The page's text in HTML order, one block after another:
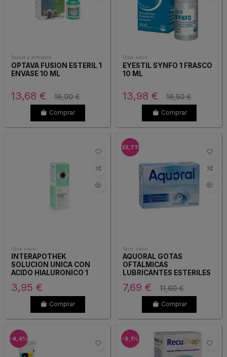
Salud y botiquín
OPTAVA FUSION ESTERIL 1
ENVASE 10 ML
13,68 € 16,90 €
Comprar
Ojos seco
EYESTIL SYNFO 1 FRASCO
10 ML
13,98 € 16,50 €
Comprar
Ojos seco
INTERAPOTHEK
SOLUCION UNICA CON
ACIDO HIALURONICO 1
3,95 €
Comprar
-33,71%
Ojos seco
AQUORAL GOTAS
OFTALMICAS
LUBRICANTES ESTERILES
7,69 € 11,60 €
Comprar
-4,4% -9,1%